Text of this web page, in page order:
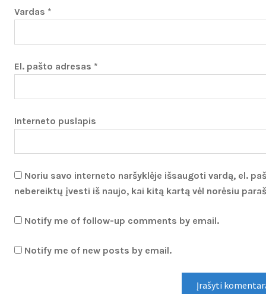
Vardas *
El. pašto adresas *
Interneto puslapis
Noriu savo interneto naršyklėje išsaugoti vardą, el.
nebereiktų įvesti iš naujo, kai kitą kartą vėl norėsiu
Notify me of follow-up comments by email.
Notify me of new posts by email.